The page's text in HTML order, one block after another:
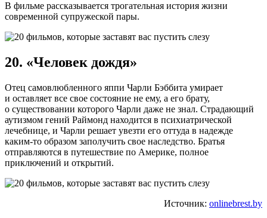
В фильме рассказывается трогательная история жизни
современной супружеской пары.
20. «Человек дождя»
Отец самовлюбленного яппи Чарли Бэббита умирает
и оставляет все свое состояние не ему, а его брату,
о существовании которого Чарли даже не знал. Страдающий
аутизмом гений Раймонд находится в психиатрической
лечебнице, и Чарли решает увезти его оттуда в надежде
каким-то образом заполучить свое наследство. Братья
отправляются в путешествие по Америке, полное
приключений и открытий.
Источник: onlinebrest.by